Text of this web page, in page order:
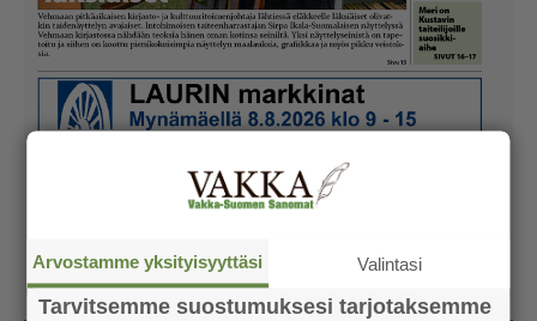
Arvostamme yksityisyyttäsi Valintasi
Tarvitsemme suostumuksesi tarjotaksemme